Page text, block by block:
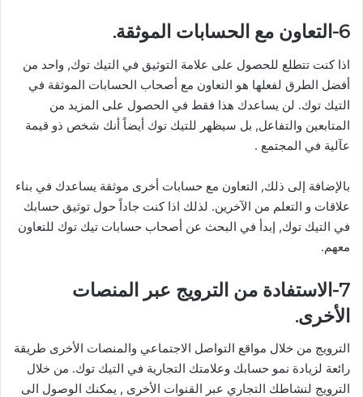
6-التعاون مع الحسابات الموثقة.
اذا كنت تتطلع للحصول على علامة التوثيق في التيك توك, واحد من
أفضل الطرق لفعلها هو التعاون مع أصحاب الحسابات الموثقة في
التيك توك. لن يساعدك هذا فقط في الحصول على المزيد من
المتابعين والتفاعل, بل سيظهر للتيك توك أيضاً أنك شخص ذو قيمة
عآلية في المجتمع .
بالإضافة إلى ذلك, التعاون مع حسابات أخرى موثقة يساعدك في بناء
علاقات و التعلم من الآخرين. لذلك اذا كنت جاداً حول توثيق حسابك
في التيك توك, إبدأ في البحث عن أصحاب حسابات تيك توك للتعاون
معهم.
7-الاستفادة من الترويج عبر المنصات
الأخرى.
الترويج من خلال مواقع التواصل الاجتماعي والمنصات الأخرى طريقة
رائعة لزيادة نمو حسابك وعلامتك التجارية في التيك توك. من خلال
الترويج لنشاطك التجاري عبر القنوات الأخرى , يمكنك الوصول الى